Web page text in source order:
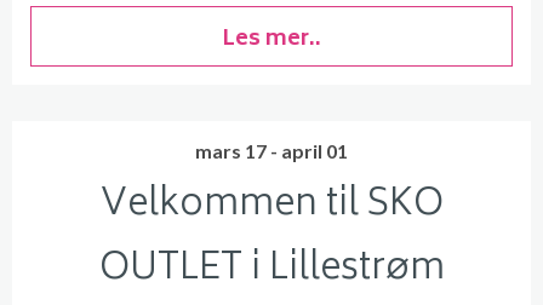
Les mer..
mars 17 - april 01
Velkommen til SKO
OUTLET i Lillestrøm